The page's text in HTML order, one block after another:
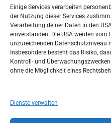
Einige Services verarbeiten
der Nutzung dieser Services
Verarbeitung deiner Daten in den
einverstanden. Die USA werden vom
unzureichenden Datenschutzniveau
Insbesondere besteht das Risiko,
Kontroll- und
ohne die Möglichkeit eines
Dienste verwalten
M D M
1 2 3
8 9 10
22 23
29 30 31